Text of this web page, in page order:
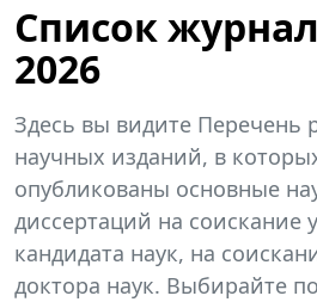
Список
2026
Здесь вы видите Перечень
научных изданий, в
опубликованы основные
диссертаций на соискание
кандидата наук, на
доктора наук. Выбирайте